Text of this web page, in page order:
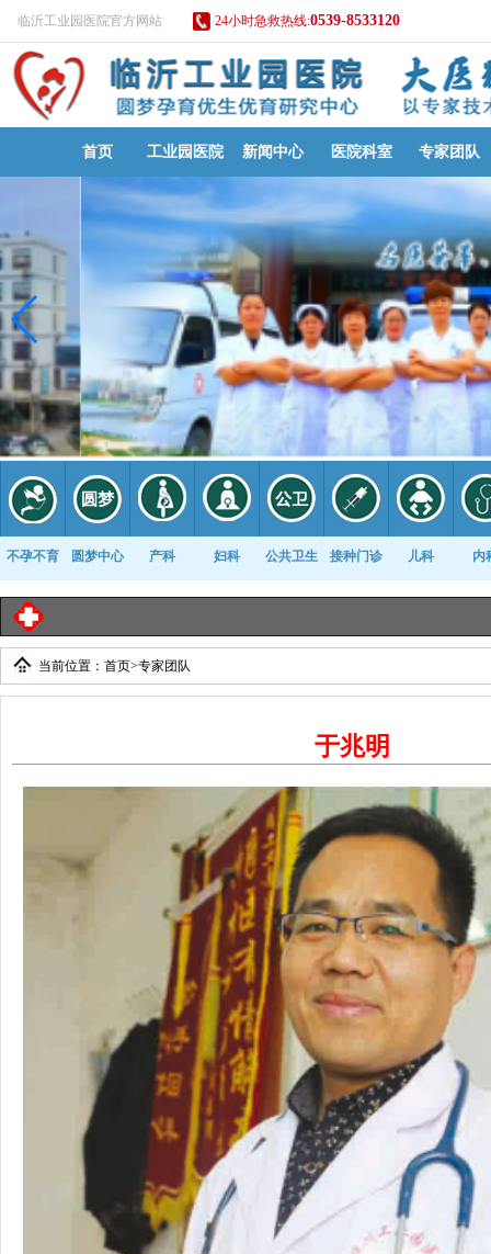
临沂工业园医院官方网站 24小时急救热线:0539-8533120
首页 工业园医院 新闻中心 医院科室 专家团队
不孕不育 圆梦中心 产科 妇科 公共卫生 接种门诊 儿科 内
康复科
当前位置： 首页>专家团队
于兆明